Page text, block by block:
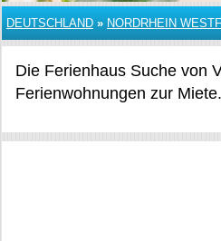
DEUTSCHLAND » NORDRHEIN
Die Ferienhaus Suche von
Ferienwohnungen zur